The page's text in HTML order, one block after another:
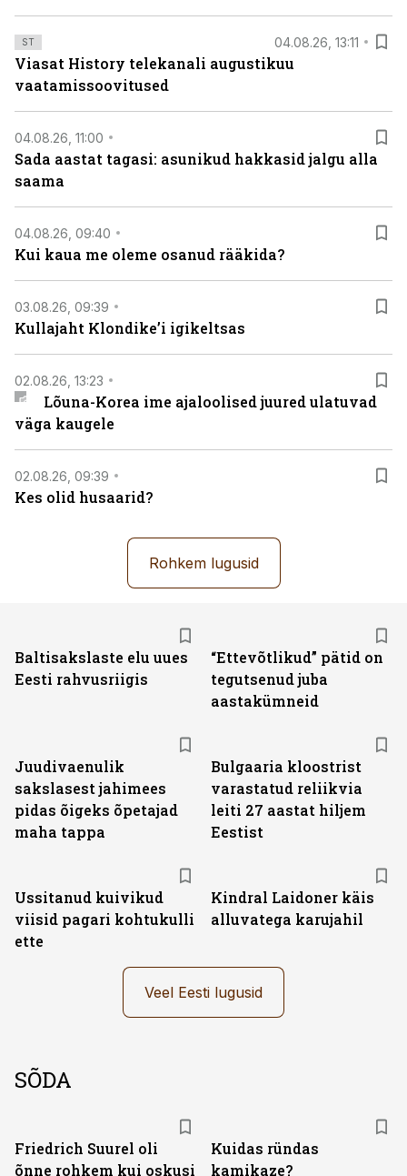
ST 04.08.26, 13:11
Viasat History telekanali augustikuu
vaatamissoovitused
04.08.26, 11:00
Sada aastat tagasi: asunikud hakkasid jalgu alla
saama
04.08.26, 09:40
Kui kaua me oleme osanud rääkida?
03.08.26, 09:39
Kullajaht Klondike’i igikeltsas
02.08.26, 13:23
Lõuna-Korea ime ajaloolised juured ulatuvad
väga kaugele
02.08.26, 09:39
Kes olid husaarid?
Rohkem lugusid
Baltisakslaste elu uues
Eesti rahvusriigis
“Ettevõtlikud” pätid on
tegutsenud juba
aastakümneid
Juudivaenulik
sakslasest jahimees
pidas õigeks õpetajad
maha tappa
Bulgaaria kloostrist
varastatud reliikvia
leiti 27 aastat hiljem
Eestist
Ussitanud kuivikud
viisid pagari kohtukulli
ette
Kindral Laidoner käis
alluvatega karujahil
Veel Eesti lugusid
SÕDA
Friedrich Suurel oli
õnne rohkem kui oskusi
Kuidas ründas
kamikaze?